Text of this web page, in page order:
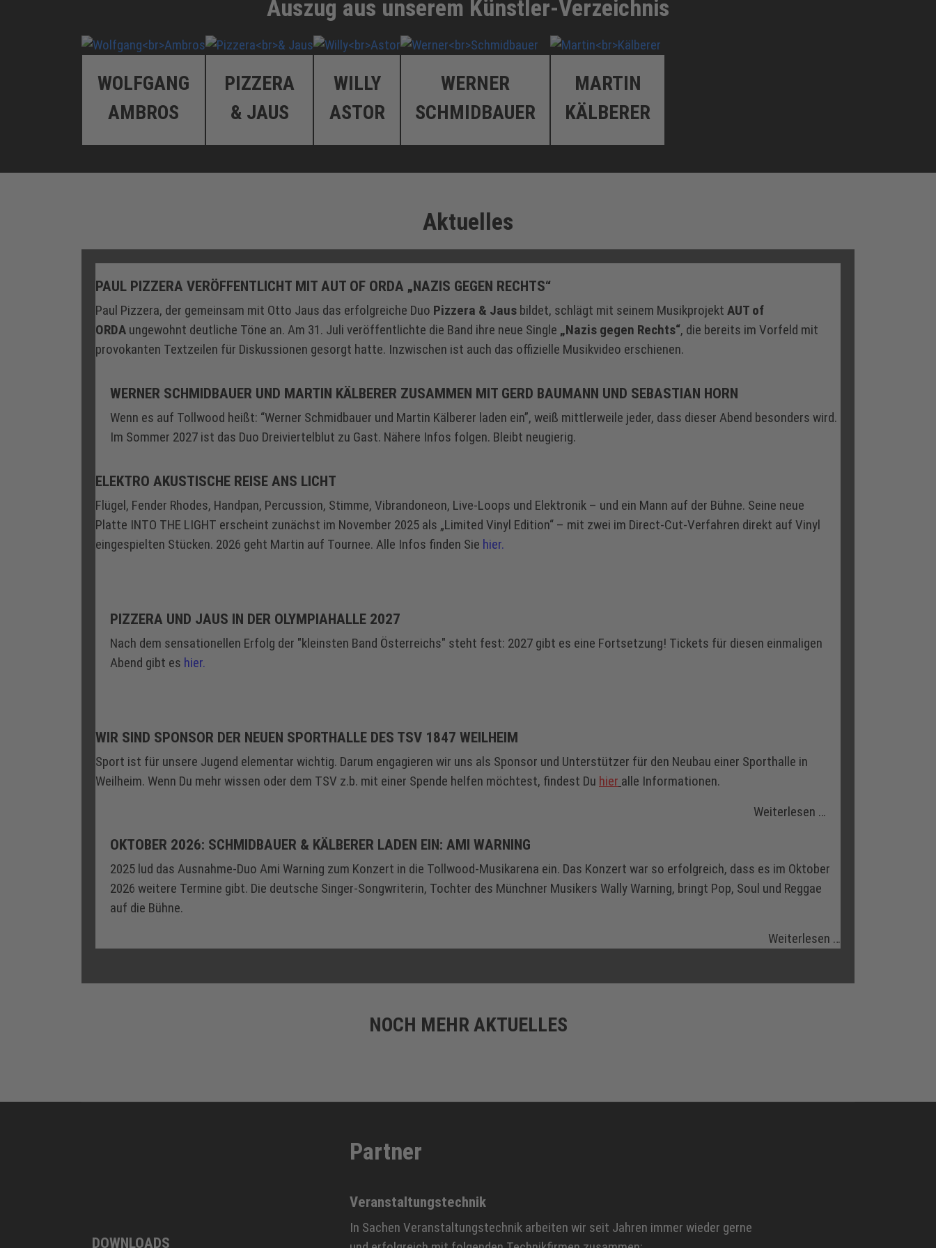
Auszug aus unserem Künstler-Verzeichnis
WOLFGANG
AMBROS
PIZZERA
& JAUS
WILLY
ASTOR
WERNER
SCHMIDBAUER
MARTIN
KÄLBERER
Aktuelles
PAUL PIZZERA VERÖFFENTLICHT MIT AUT OF ORDA „NAZIS GEGEN RECHTS“
Paul Pizzera, der gemeinsam mit Otto Jaus das erfolgreiche Duo Pizzera & Jaus bildet, schlägt mit seinem Musikprojekt AUT of
ORDA ungewohnt deutliche Töne an. Am 31. Juli veröffentlichte die Band ihre neue Single „Nazis gegen Rechts“, die bereits im Vorfeld mit
provokanten Textzeilen für Diskussionen gesorgt hatte. Inzwischen ist auch das offizielle Musikvideo erschienen.
WERNER SCHMIDBAUER UND MARTIN KÄLBERER ZUSAMMEN MIT GERD BAUMANN UND SEBASTIAN HORN
Wenn es auf Tollwood heißt: “Werner Schmidbauer und Martin Kälberer laden ein”, weiß mittlerweile jeder, dass dieser Abend besonders wird.
Im Sommer 2027 ist das Duo Dreiviertelblut zu Gast. Nähere Infos folgen. Bleibt neugierig.
ELEKTRO AKUSTISCHE REISE ANS LICHT
Flügel, Fender Rhodes, Handpan, Percussion, Stimme, Vibrandoneon, Live-Loops und Elektronik – und ein Mann auf der Bühne. Seine neue
Platte INTO THE LIGHT erscheint zunächst im November 2025 als „Limited Vinyl Edition“ – mit zwei im Direct-Cut-Verfahren direkt auf Vinyl
eingespielten Stücken. 2026 geht Martin auf Tournee. Alle Infos finden Sie hier.
PIZZERA UND JAUS IN DER OLYMPIAHALLE 2027
Nach dem sensationellen Erfolg der "kleinsten Band Österreichs" steht fest: 2027 gibt es eine Fortsetzung! Tickets für diesen einmaligen
Abend gibt es hier.
WIR SIND SPONSOR DER NEUEN SPORTHALLE DES TSV 1847 WEILHEIM
Sport ist für unsere Jugend elementar wichtig. Darum engagieren wir uns als Sponsor und Unterstützer für den Neubau einer Sporthalle in
Weilheim. Wenn Du mehr wissen oder dem TSV z.b. mit einer Spende helfen möchtest, findest Du hier alle Informationen.
Weiterlesen …
OKTOBER 2026: SCHMIDBAUER & KÄLBERER LADEN EIN: AMI WARNING
2025 lud das Ausnahme-Duo Ami Warning zum Konzert in die Tollwood-Musikarena ein. Das Konzert war so erfolgreich, dass es im Oktober
2026 weitere Termine gibt. Die deutsche Singer-Songwriterin, Tochter des Münchner Musikers Wally Warning, bringt Pop, Soul und Reggae
auf die Bühne.
Weiterlesen …
NOCH MEHR AKTUELLES
DOWNLOADS
Partner
Veranstaltungstechnik
In Sachen Veranstaltungstechnik arbeiten wir seit Jahren immer wieder gerne